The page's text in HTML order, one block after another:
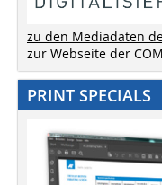
zu den Mediadaten
zur Webseite der
PRINT SPECIALS